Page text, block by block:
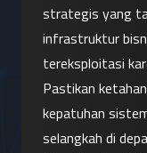
strategis yang
infrastruktur
tereksploitasi
Pastikan
kepatuhan
selangkah di